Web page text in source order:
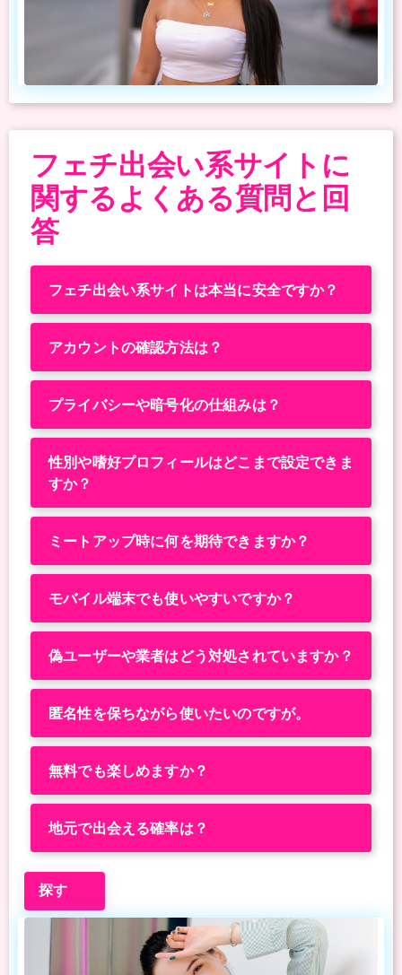
フェチ出会い系サイトに
関するよくある質問と回
答
フェチ出会い系サイトは本当に安全ですか？
アカウントの確認方法は？
プライバシーや暗号化の仕組みは？
性別や嗜好プロフィールはどこまで設定できま
すか？
ミートアップ時に何を期待できますか？
モバイル端末でも使いやすいですか？
偽ユーザーや業者はどう対処されていますか？
匿名性を保ちながら使いたいのですが。
無料でも楽しめますか？
地元で出会える確率は？
探す